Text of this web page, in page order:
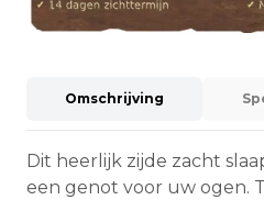
Omschrijving
Dit heerlijk zijde zacht
een genot voor uw ogen.